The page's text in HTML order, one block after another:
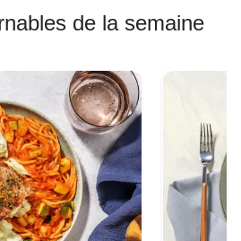
de la semaine